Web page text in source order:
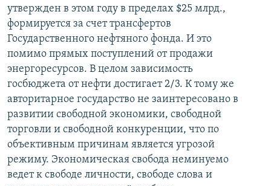
утвержден в этом году в пределах $25 млрд.,
формируется за счет трансфертов
Государственного нефтяного фонда. И это
помимо прямых поступлений от продажи
энергоресурсов. В целом зависимость
госбюджета от нефти достигает 2/3. К тому же
авторитарное государство не заинтересовано в
развитии свободной экономики, свободной
торговли и свободной конкуренции, что по
объективным причинам является угрозой
режиму. Экономическая свобода неминуемо
ведет к свободе личности, свободе слова и